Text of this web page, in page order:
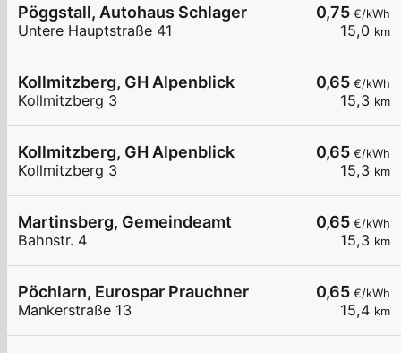
0,75 €/kWh
15,0 km
Pöggstall, Autohaus Schlager
Untere Hauptstraße 41
0,65 €/kWh
15,3 km
Kollmitzberg, GH Alpenblick
Kollmitzberg 3
0,65 €/kWh
15,3 km
Kollmitzberg, GH Alpenblick
Kollmitzberg 3
0,65 €/kWh
15,3 km
Martinsberg, Gemeindeamt
Bahnstr. 4
0,65 €/kWh
15,4 km
Pöchlarn, Eurospar Prauchner
Mankerstraße 13